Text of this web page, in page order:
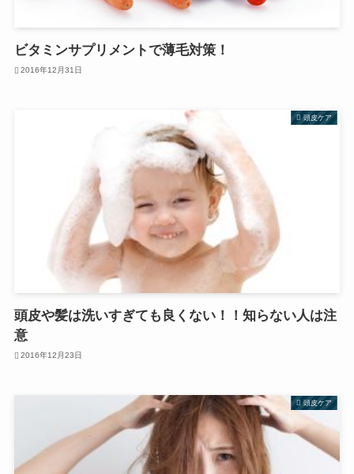
ビタミンサプリメントで薄毛対策！
2016年12月31日
頭皮ケア
頭皮や髪は洗いすぎても良くない！！知らない人は注
意
2016年12月23日
頭皮ケア